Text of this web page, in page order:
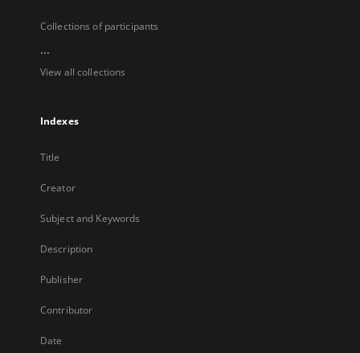
Collections of participants
...
View all collections
Indexes
Title
Creator
Subject and Keywords
Description
Publisher
Contributor
Date